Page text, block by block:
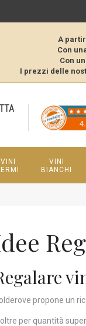
A
Con
Con
I prezzi delle
VINI
VINI
BIANCHI
propone un
per quantità